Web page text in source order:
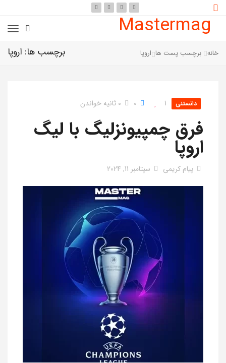
Mastermag
برچسب ها: اروپا خانه برچسب پست ها اروپا
دانستنی 1
0 0 ثانیه خواندن
فرق چمپیونزلیگ با لیگ
اروپا
پیام کریمی سپتامبر 11, 2024